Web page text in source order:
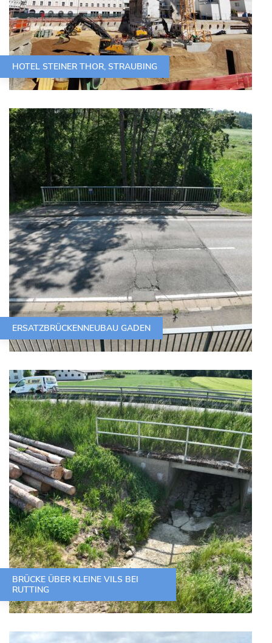
HOTEL STEINER THOR, STRAUBING
ERSATZBRÜCKENNEUBAU GADEN
BRÜCKE ÜBER KLEINE VILS BEI
RUTTING